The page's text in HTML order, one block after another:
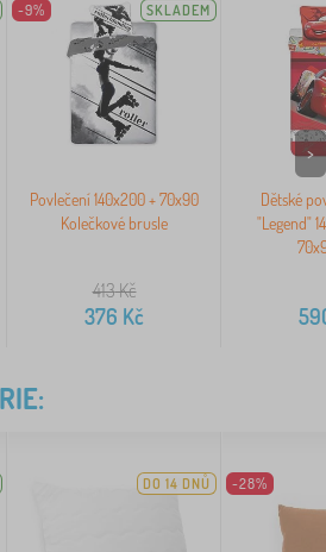
-9% SKLADEM
Povlečení 140x200 + 70x90
Kolečkové brusle
413Kč
376 Kč
Dětské
"Legend"
>
DO 14 DNŮ -28%